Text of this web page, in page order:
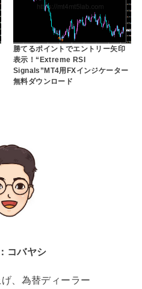
勝てるポイントでエントリー矢印
表示！“Extreme RSI
Signals”MT4用FXインジケーター
無料ダウンロード
コバヤシ
、為替ディーラー